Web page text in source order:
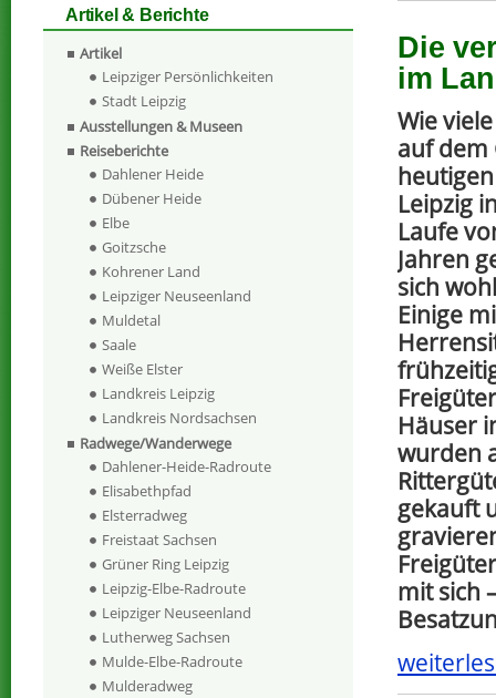
Die
im
Wie
auf dem
Leipzig
Laufe
Jahren
sich
Einige
Häuser
wurden
gekauft
mit sich
Artikel & Berichte
Artikel
Leipziger Persönlichkeiten
Stadt Leipzig
Ausstellungen & Museen
Reiseberichte
Dahlener Heide
Dübener Heide
Elbe
Goitzsche
Kohrener Land
Leipziger Neuseenland
Muldetal
Saale
Weiße Elster
Landkreis Leipzig
Landkreis Nordsachsen
Radwege/Wanderwege
Dahlener-Heide-Radroute
Elisabethpfad
Elsterradweg
Freistaat Sachsen
Grüner Ring Leipzig
Leipzig-Elbe-Radroute
Leipziger Neuseenland
Lutherweg Sachsen
Mulde-Elbe-Radroute
Mulderadweg